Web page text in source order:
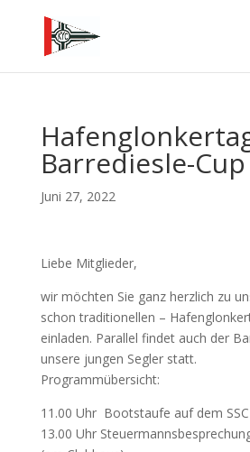
Barrediesle-Cup
Juni 27, 2022
Liebe Mitglieder,
wir möchten Sie ganz herzlich zu
schon traditionellen –
einladen. Parallel findet auch der
unsere jungen Segler statt.
Programmübersicht:
11.00 Uhr Bootstaufe auf dem
13.00 Uhr